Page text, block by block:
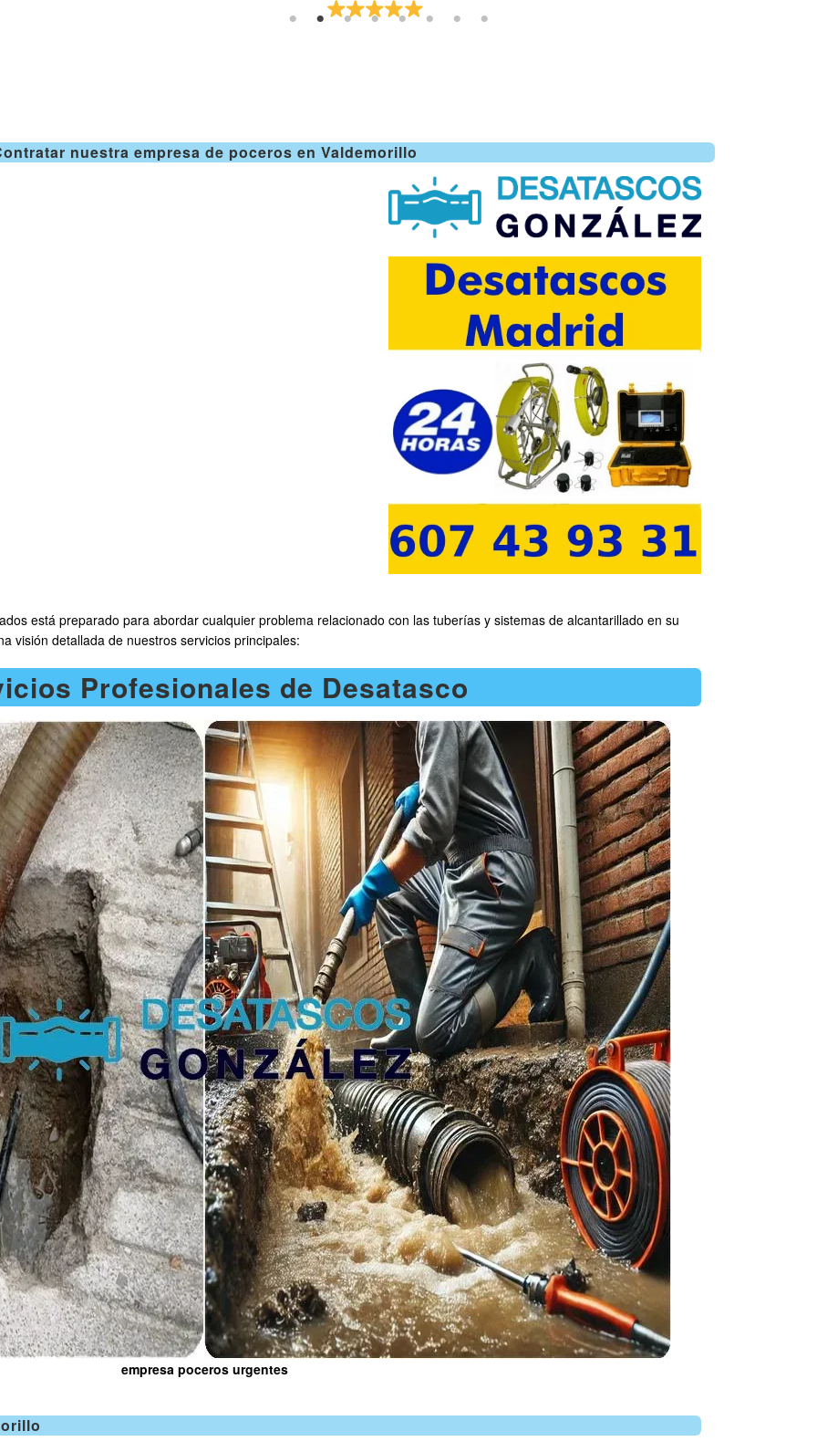
nuestra empresa de poceros en Valdemorillo
está preparado para abordar cualquier problema relacionado con las tuberías y sistemas de alcantarillado en su
visión detallada de nuestros servicios principales:
Profesionales de Desatasco
empresa poceros urgentes